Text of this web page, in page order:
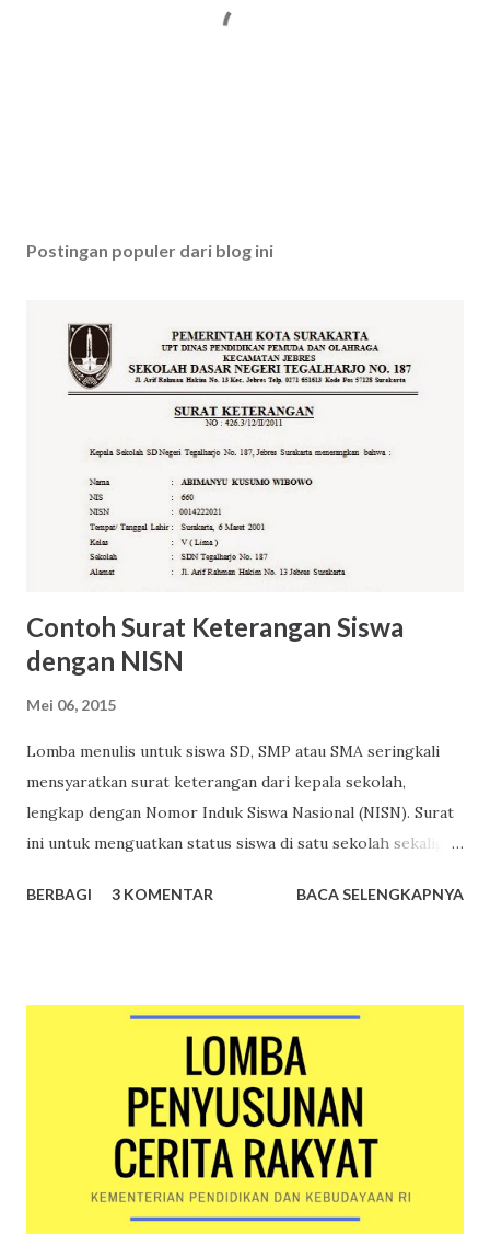
s
Postingan populer dari blog ini
Contoh Surat Keterangan Siswa
dengan NISN
Mei 06, 2015
Lomba menulis untuk siswa SD, SMP atau SMA seringkali
mensyaratkan surat keterangan dari kepala sekolah,
lengkap dengan Nomor Induk Siswa Nasional (NISN). Surat
ini untuk menguatkan status siswa di satu sekolah sekaligus
siswanya yang ingin mengikuti suatu lomba. Surat
dibuat oleh bagian administrasi sekolah, ditandatangani
kepala sekolah dan dibubuhi cap. Berikut ini merupakan
contoh surat keterangan siswa yang belum ditandatangani
kepala sekolah dan dibubuhi cap. Contoh surat
keterangan siswa yang belum dibubuhi cap sekolah dan
tanda tangan kepala sekolah Nomor Induk Siswa Nasional
Nomor Induk Siswa Nasional merupakan nomor identitas
BERBAGI 3 KOMENTAR BACA SELENGKAPNYA